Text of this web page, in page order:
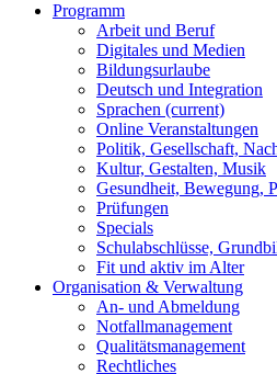
Programm
Arbeit und Beruf
Digitales und Medien
Bildungsurlaube
Deutsch und Integration
Sprachen (current)
Online Veranstaltungen
Politik, Gesellschaft,
Kultur, Gestalten, Musik
Gesundheit, Bewegung,
Prüfungen
Specials
Schulabschlüsse,
Fit und aktiv im Alter
Organisation & Verwaltung
An- und Abmeldung
Notfallmanagement
Qualitätsmanagement
Rechtliches